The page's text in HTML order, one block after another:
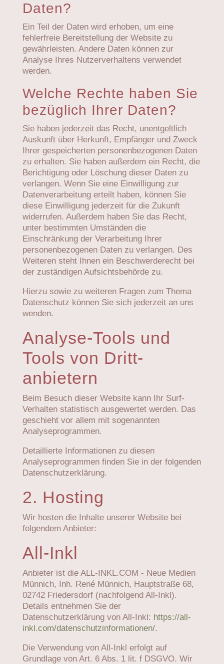
Daten?
Ein Teil der Daten wird erhoben, um eine
fehlerfreie Bereitstellung der Website zu
gewährleisten. Andere Daten können zur
Analyse Ihres Nutzerverhaltens verwendet
werden.
Welche Rechte haben Sie
bezüglich Ihrer Daten?
Sie haben jederzeit das Recht, unentgeltlich
Auskunft über Herkunft, Empfänger und Zweck
Ihrer gespeicherten personenbezogenen Daten
zu erhalten. Sie haben außerdem ein Recht, die
Berichtigung oder Löschung dieser Daten zu
verlangen. Wenn Sie eine Einwilligung zur
Datenverarbeitung erteilt haben, können Sie
diese Einwilligung jederzeit für die Zukunft
widerrufen. Außerdem haben Sie das Recht,
unter bestimmten Umständen die
Einschränkung der Verarbeitung Ihrer
personenbezogenen Daten zu verlangen. Des
Weiteren steht Ihnen ein Beschwerderecht bei
der zuständigen Aufsichtsbehörde zu.
Hierzu sowie zu weiteren Fragen zum Thema
Datenschutz können Sie sich jederzeit an uns
wenden.
Analyse-Tools und
Tools von Dritt­
anbietern
Beim Besuch dieser Website kann Ihr Surf-
Verhalten statistisch ausgewertet werden. Das
geschieht vor allem mit sogenannten
Analyseprogrammen.
Detaillierte Informationen zu diesen
Analyseprogrammen finden Sie in der folgenden
Datenschutzerklärung.
2. Hosting
Wir hosten die Inhalte unserer Website bei
folgendem Anbieter:
All-Inkl
Anbieter ist die ALL-INKL.COM - Neue Medien
Münnich, Inh. René Münnich, Hauptstraße 68,
02742 Friedersdorf (nachfolgend All-Inkl).
Details entnehmen Sie der
Datenschutzerklärung von All-Inkl: https://all-
inkl.com/datenschutzinformationen/.
Die Verwendung von All-Inkl erfolgt auf
Grundlage von Art. 6 Abs. 1 lit. f DSGVO. Wir